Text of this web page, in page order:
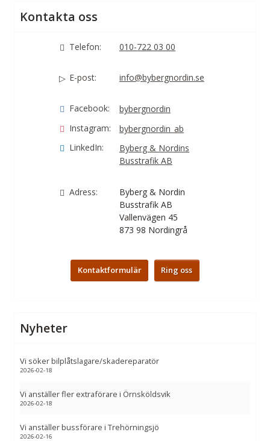
Kontakta oss
Telefon: 010-722 03 00
E-post: info@bybergnordin.se
Facebook:
bybergnordin
Instagram:
bybergnordin_ab
LinkedIn:
Byberg & Nordins
Busstrafik AB
Adress:
Byberg & Nordin
Busstrafik AB
Vallenvägen 45
873 98 Nordingrå
Kontaktformulär Ring oss
Nyheter
Vi söker bilplåtslagare/skadereparatör
2026-02-18
Vi anställer fler extraförare i Örnsköldsvik
2026-02-18
Vi anställer bussförare i Trehörningsjö
2026-02-16